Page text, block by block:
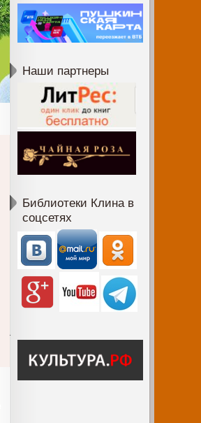
Наши партнеры
Библиотеки Клина в
соцсетях